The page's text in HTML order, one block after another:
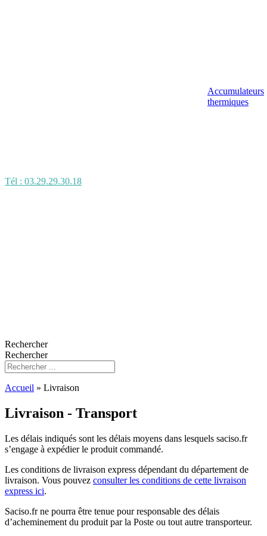
Accumulateurs
thermiques
Tél : 03.29.29.30.18
Rechercher
Rechercher
Accueil » Livraison
Livraison - Transport
Les délais indiqués sont les délais moyens dans lesquels saciso.fr
s’engage à expédier le produit commandé.
Les conditions de livraison express dépendant du département de
livraison. Vous pouvez consulter les conditions de cette livraison
express ici.
Saciso.fr ne pourra être tenue pour responsable des délais
d’acheminement du produit par la Poste ou tout autre transporteur.